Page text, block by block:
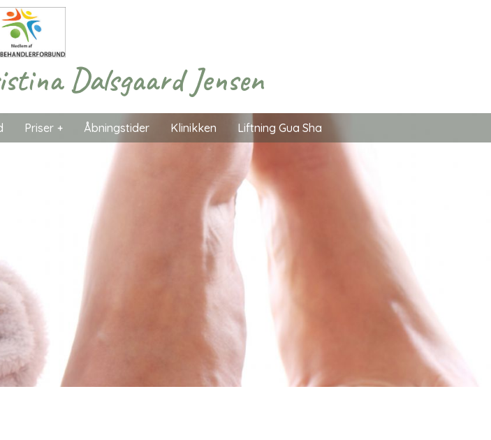
Dalsgaard Jensen
Priser Åbningstider Klinikken Liftning Gua Sha